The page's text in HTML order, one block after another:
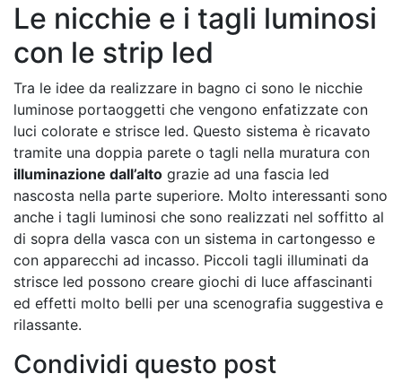
Le nicchie e i tagli luminosi
con le strip led
Tra le idee da realizzare in bagno ci sono le nicchie
luminose portaoggetti che vengono enfatizzate con
luci colorate e strisce led. Questo sistema è ricavato
tramite una doppia parete o tagli nella muratura con
illuminazione dall’alto grazie ad una fascia led
nascosta nella parte superiore. Molto interessanti sono
anche i tagli luminosi che sono realizzati nel soffitto al
di sopra della vasca con un sistema in cartongesso e
con apparecchi ad incasso. Piccoli tagli illuminati da
strisce led possono creare giochi di luce affascinanti
ed effetti molto belli per una scenografia suggestiva e
rilassante.
Condividi questo post